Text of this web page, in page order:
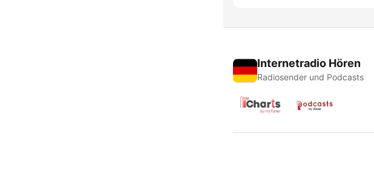
Internetradio Hören
Radiosender und Podcasts